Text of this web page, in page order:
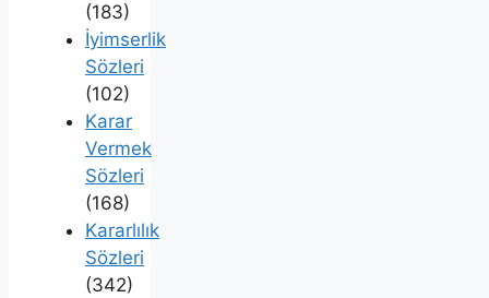
(183)
İyimserlik
Sözleri
(102)
Karar
Vermek
Sözleri
(168)
Kararlılık
Sözleri
(342)